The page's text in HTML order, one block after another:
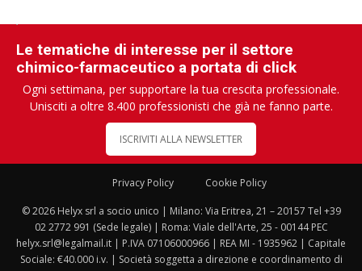
Le tematiche di interesse per il settore
chimico-farmaceutico a portata di click
Ogni settimana, per supportare la tua crescita professionale.
Unisciti a oltre 8.400 professionisti che già ne fanno parte.
ISCRIVITI ALLA NEWSLETTER
Privacy Policy Cookie Policy
© 2026 Helyx srl a socio unico | Milano: Via Eritrea, 21 – 20157 Tel +39
02 2772 991 (Sede legale) | Roma: Viale dell'Arte, 25 - 00144 PEC
helyx.srl@legalmail.it | P.IVA 07106000966 | REA MI - 1935962 | Capitale
Sociale: €40.000 i.v. | Società soggetta a direzione e coordinamento di